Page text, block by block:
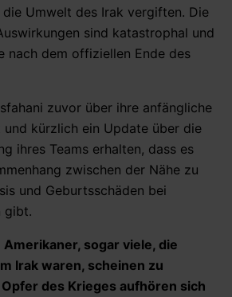
die Umwelt des Irak vergiften. Die
sind katastrophal und
nach dem offiziellen Ende des
zuvor über ihre anfängliche
und kürzlich ein Update über die
ihres Teams erhalten, dass es
zwischen der Nähe zu
und Geburtsschäden bei
gibt.
sogar viele, die
Irak waren, scheinen zu
des Krieges aufhören sich